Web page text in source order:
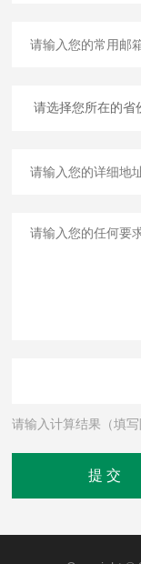
请输入计算结果（填